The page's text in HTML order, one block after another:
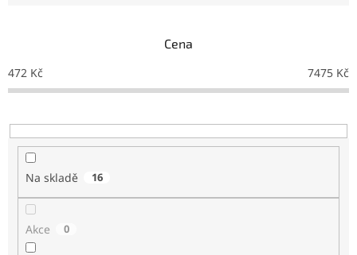
o
d
k
t
Cena
472 Kč 7475 Kč
Na skladě 16
Akce 0